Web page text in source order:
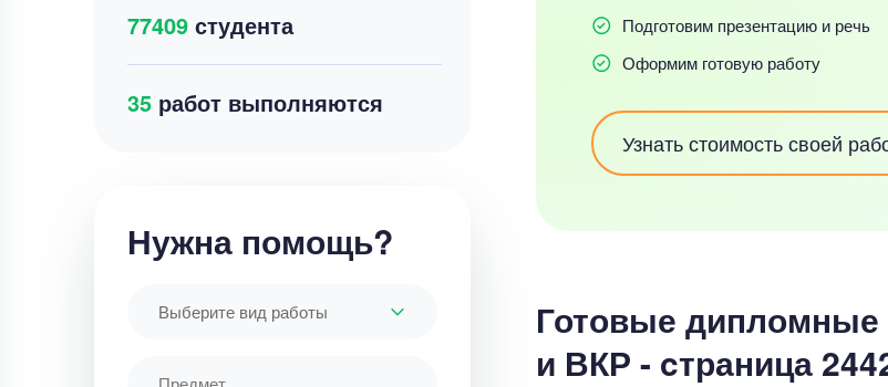
77409студента
39работ выполняются
Нужна помощь?
Выберите вид работы
Подготовим презентацию и речь
Оформим готовую работу
Узнать стоимость своей
Готовые
и ВКР - cтраница